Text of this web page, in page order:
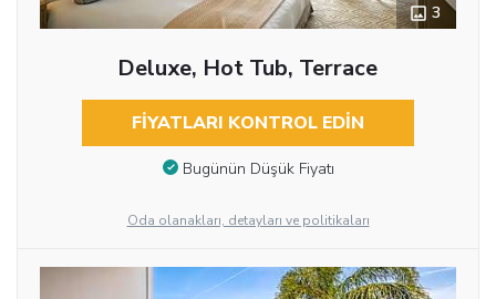
3
Deluxe, Hot Tub, Terrace
FIYATLARI KONTROL EDIN
Bugünün Düşük Fiyatı
Oda olanakları, detayları ve politikaları